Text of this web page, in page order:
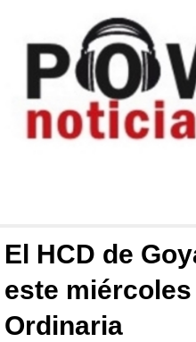
El HCD de
este
Ordinaria